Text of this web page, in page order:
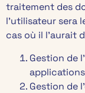
traitement des
l’utilisateur sera
cas où il l’aurait
Gestion de
Gestion de